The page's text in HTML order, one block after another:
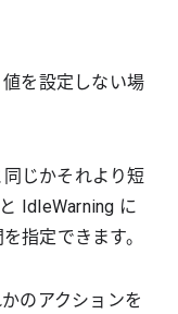
を設定しない場
じかそれより短
IdleWarning に
指定できます。
のアクションを